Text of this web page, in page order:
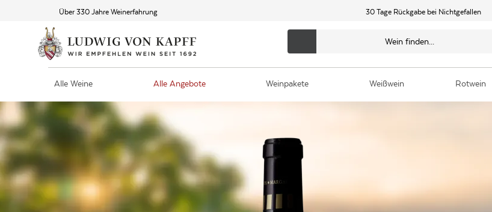
Über 330 Jahre Weinerfahrung 30 Tage Rückgabe bei Nichtgefallen
Alle Weine Alle Angebote Weinpakete Weißwein Rotwein